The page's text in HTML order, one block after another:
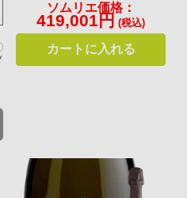
ソムリエ価格：
419,001円 (税込)
カートに入れる